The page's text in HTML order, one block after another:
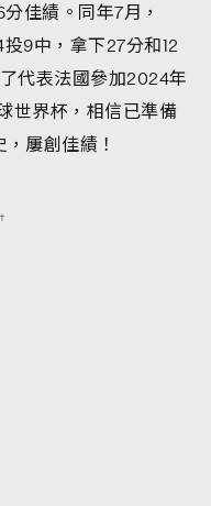
佳績。同年7月，
9中，拿下27分和12
代表法國參加2024年
世界杯，相信已準備
屢創佳績！